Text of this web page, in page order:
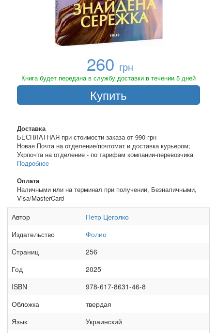
260 грн
Книга будет передана в службу доставки в течении 5 дней
Купить
Доставка
БЕСПЛАТНАЯ при стоимости заказа от 990 грн
Новая Почта на отделение/почтомат и доставка курьером;
Укрпочта на отделение - по тарифам компании-перевозчика
Подробнее
Оплата
Наличными или на терминал при получении, Безналичными,
Visa/MasterCard
Автор
Петр Цеголко
Издательство
Фолио
Cтраниц
256
Год
2025
ISBN
978-617-8631-46-8
Обложка
твердая
Язык
Украинский